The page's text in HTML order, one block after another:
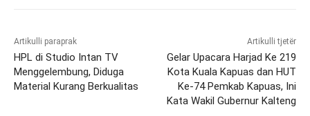
Artikulli paraprak
HPL di Studio Intan TV
Menggelembung, Diduga
Material Kurang Berkualitas
Artikulli tjetër
Gelar Upacara Harjad Ke 219
Kota Kuala Kapuas dan HUT
Ke-74 Pemkab Kapuas, Ini
Kata Wakil Gubernur Kalteng